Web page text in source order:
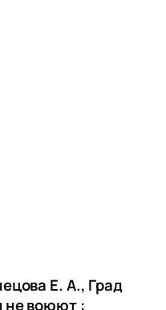
Е. А., Град
не воюют :